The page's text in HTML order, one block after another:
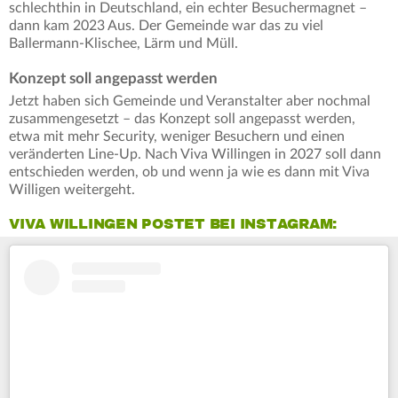
schlechthin in Deutschland, ein echter Besuchermagnet –
dann kam 2023 Aus. Der Gemeinde war das zu viel
Ballermann-Klischee, Lärm und Müll.
Konzept soll angepasst werden
Jetzt haben sich Gemeinde und Veranstalter aber nochmal
zusammengesetzt – das Konzept soll angepasst werden,
etwa mit mehr Security, weniger Besuchern und einen
veränderten Line-Up. Nach Viva Willingen in 2027 soll dann
entschieden werden, ob und wenn ja wie es dann mit Viva
Willigen weitergeht.
VIVA WILLINGEN POSTET BEI INSTAGRAM: